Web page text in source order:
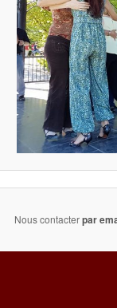
Nous contacterpar